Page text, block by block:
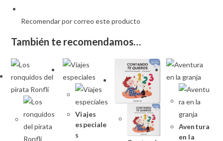
Recomendar por correo este producto
También te recomendamos…
Viajes
especiale
s
Aventura
en la